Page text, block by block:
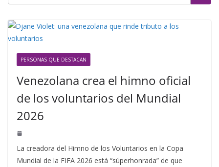
PERSONAS QUE DESTACAN
Venezolana crea el himno oficial
de los voluntarios del Mundial
2026
La creadora del Himno de los Voluntarios en la Copa
Mundial de la FIFA 2026 está “súperhonrada” de que